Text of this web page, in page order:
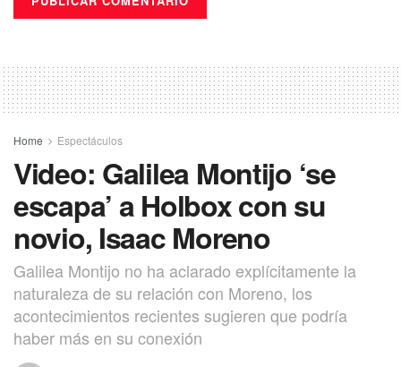
Home Espectáculos
Video: Galilea Montijo ‘se
escapa’ a Holbox con su
novio, Isaac Moreno
Galilea Montijo no ha aclarado explícitamente la
naturaleza de su relación con Moreno, los
acontecimientos recientes sugieren que podría
haber más en su conexión